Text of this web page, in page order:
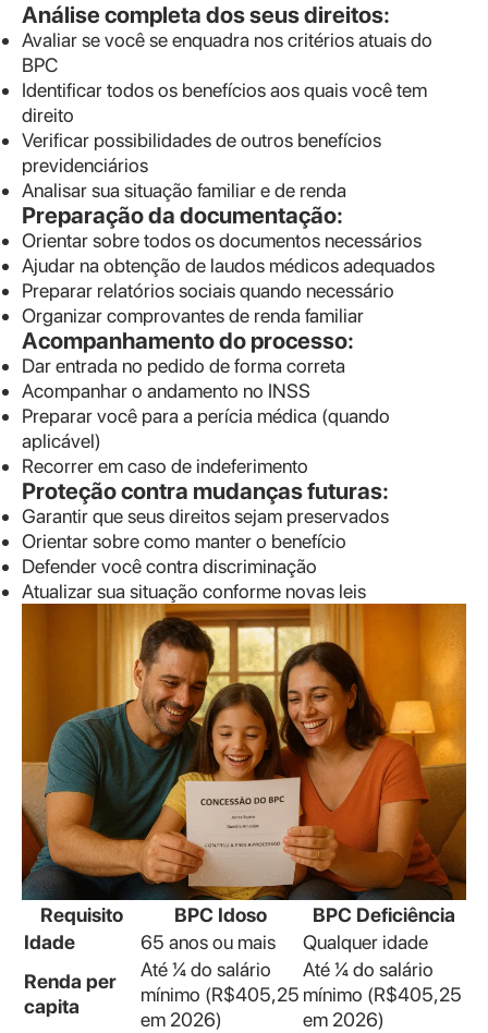
Análise completa dos seus direitos:
Avaliar se você se enquadra nos critérios atuais do
BPC
Identificar todos os benefícios aos quais você tem
direito
Verificar possibilidades de outros benefícios
previdenciários
Analisar sua situação familiar e de renda
Preparação da documentação:
Orientar sobre todos os documentos necessários
Ajudar na obtenção de laudos médicos adequados
Preparar relatórios sociais quando necessário
Organizar comprovantes de renda familiar
Acompanhamento do processo:
Dar entrada no pedido de forma correta
Acompanhar o andamento no INSS
Preparar você para a perícia médica (quando
aplicável)
Recorrer em caso de indeferimento
Proteção contra mudanças futuras:
Garantir que seus direitos sejam preservados
Orientar sobre como manter o benefício
Defender você contra discriminação
Atualizar sua situação conforme novas leis
Requisito BPC Idoso
BPC Deficiência
Idade
65 anos ou mais
Qualquer idade
Renda per
capita
Até ¼ do salário
mínimo (R$405,25
em 2026)
Até ¼ do salário
mínimo (R$405,25
em 2026)